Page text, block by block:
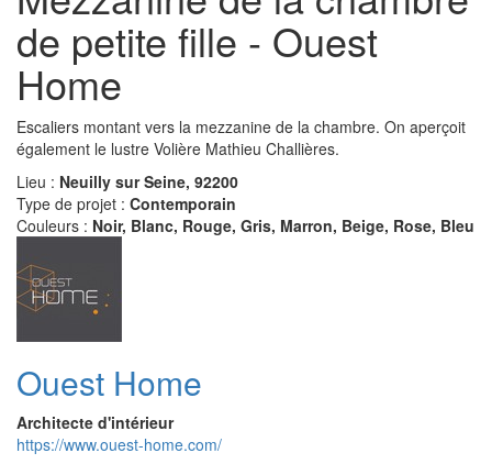
de petite fille - Ouest
Home
Escaliers montant vers la mezzanine de la chambre. On aperçoit
également le lustre Volière Mathieu Challières.
Lieu : Neuilly sur Seine, 92200
Type de projet : Contemporain
Couleurs : Noir, Blanc, Rouge, Gris, Marron, Beige, Rose, Bleu
Ouest Home
Architecte d'intérieur
https://www.ouest-home.com/